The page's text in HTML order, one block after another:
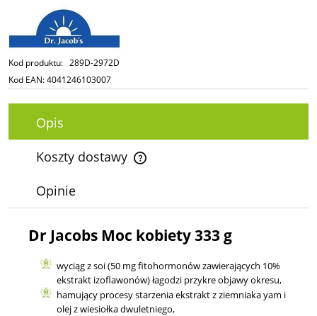
Kod produktu: 289D-2972D
Kod EAN:4041246103007
Opis
Koszty dostawy
Cena nie zawiera ewentualnych kosztów płatności
Opinie
Dr Jacobs Moc kobiety 333 g
wyciąg z soi (50 mg fitohormonów zawierających 10%
ekstrakt izoflawonów) łagodzi przykre objawy okresu,
hamujący procesy starzenia ekstrakt z ziemniaka yam i
olej z wiesiołka dwuletniego,